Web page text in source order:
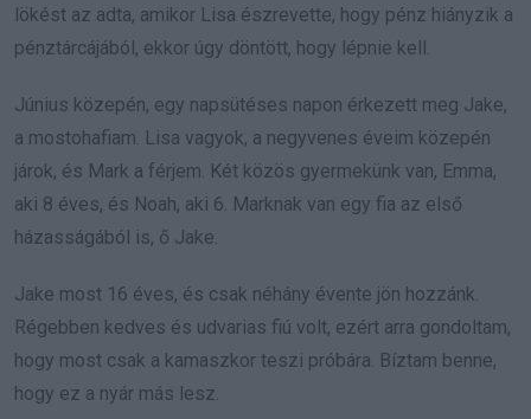
lökést az adta, amikor Lisa észrevette, hogy pénz hiányzik a
pénztárcájából, ekkor úgy döntött, hogy lépnie kell.
Június közepén, egy napsütéses napon érkezett meg Jake,
a mostohafiam. Lisa vagyok, a negyvenes éveim közepén
járok, és Mark a férjem. Két közös gyermekünk van, Emma,
aki 8 éves, és Noah, aki 6. Marknak van egy fia az első
házasságából is, ő Jake.
Jake most 16 éves, és csak néhány évente jön hozzánk.
Régebben kedves és udvarias fiú volt, ezért arra gondoltam,
hogy most csak a kamaszkor teszi próbára. Bíztam benne,
hogy ez a nyár más lesz.